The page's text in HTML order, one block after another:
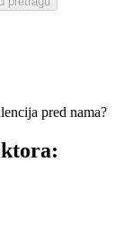
pred nama?